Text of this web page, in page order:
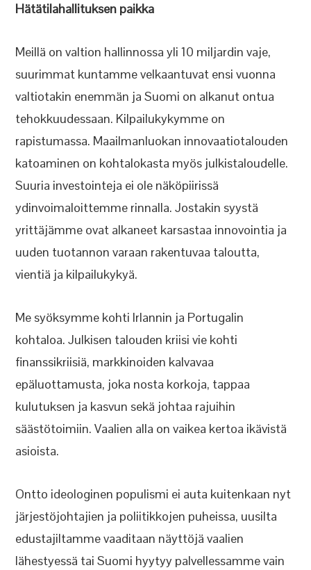
Hätätilahallituksen paikka
Meillä on valtion hallinnossa yli 10 miljardin vaje,
suurimmat kuntamme velkaantuvat ensi vuonna
valtiotakin enemmän ja Suomi on alkanut ontua
tehokkuudessaan. Kilpailukykymme on
rapistumassa. Maailmanluokan innovaatiotalouden
katoaminen on kohtalokasta myös julkistaloudelle.
Suuria investointeja ei ole näköpiirissä
ydinvoimaloittemme rinnalla. Jostakin syystä
yrittäjämme ovat alkaneet karsastaa innovointia ja
uuden tuotannon varaan rakentuvaa taloutta,
vientiä ja kilpailukykyä.
Me syöksymme kohti Irlannin ja Portugalin
kohtaloa. Julkisen talouden kriisi vie kohti
finanssikriisiä, markkinoiden kalvavaa
epäluottamusta, joka nosta korkoja, tappaa
kulutuksen ja kasvun sekä johtaa rajuihin
säästötoimiin. Vaalien alla on vaikea kertoa ikävistä
asioista.
Ontto ideologinen populismi ei auta kuitenkaan nyt
järjestöjohtajien ja poliitikkojen puheissa, uusilta
edustajiltamme vaaditaan näyttöjä vaalien
lähestyessä tai Suomi hyytyy palvellessamme vain